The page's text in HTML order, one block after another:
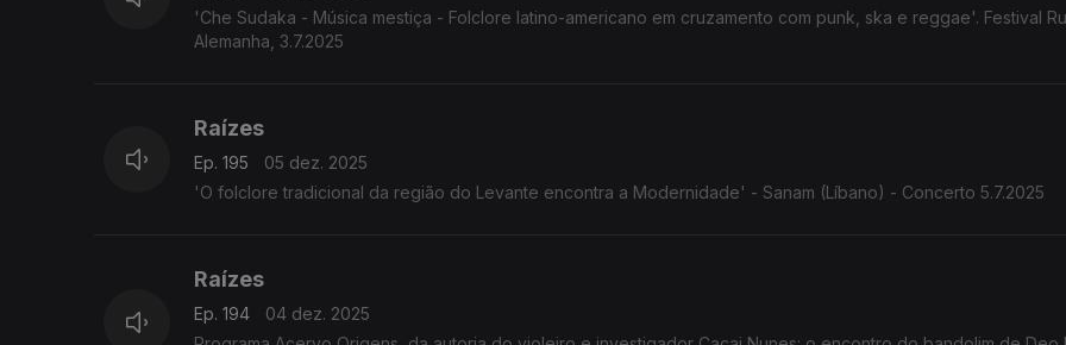
'Che Sudaka - Música mestiça - Folclore latino-americano em cruzamento com punk, ska e reggae'. Festival
Alemanha, 3.7.2025
Raízes
Ep. 195
05 dez. 2025
'O folclore tradicional da região do Levante encontra a Modernidade' - Sanam (Líbano) - Concerto 5.7.2025
Raízes
Ep. 194
04 dez. 2025